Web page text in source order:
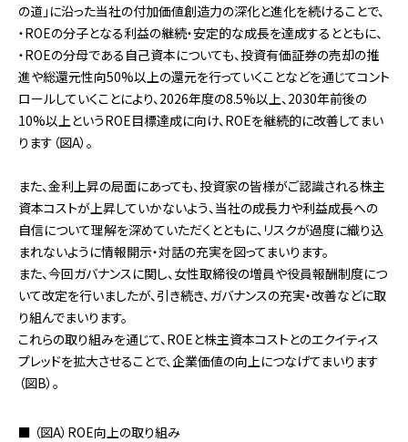
の道」に沿った当社の付加価値創造力の深化と進化を続けることで、
・ROEの分子となる利益の継続・安定的な成長を達成するとともに、
・ROEの分母である自己資本についても、投資有価証券の売却の推
進や総還元性向50%以上の還元を行っていくことなどを通じてコント
ロールしていくことにより、2026年度の8.5%以上、2030年前後の
10%以上というROE目標達成に向け、ROEを継続的に改善してまい
ります（図A）。
また、金利上昇の局面にあっても、投資家の皆様がご認識される株主
資本コストが上昇していかないよう、当社の成長力や利益成長への
自信について理解を深めていただくとともに、リスクが過度に織り込
まれないように情報開示・対話の充実を図ってまいります。
また、今回ガバナンスに関し、女性取締役の増員や役員報酬制度につ
いて改定を行いましたが、引き続き、ガバナンスの充実・改善などに取
り組んでまいります。
これらの取り組みを通じて、ROEと株主資本コストとのエクイティス
プレッドを拡大させることで、企業価値の向上につなげてまいります
（図B）。
■ （図A）ROE向上の取り組み